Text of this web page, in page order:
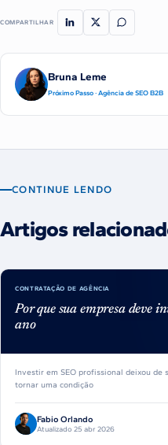
COMPARTILHAR
Bruna Leme
Próximo Passo · Agência de SEO B2B
CONTINUE LENDO
Artigos
CONTRATAÇÃO DE AGÊNCIA
Por que sua empresa deve
ano
Investir em SEO profissional deixou
tornar uma condição
Fabio Orlando
Atualizado 25 abr 2026